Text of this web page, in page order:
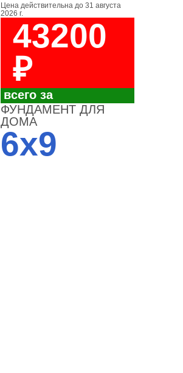
Цена действительна до 31 августа
2026 г.
43200
₽
всего за
ФУНДАМЕНТ ДЛЯ
ДОМА
6x9